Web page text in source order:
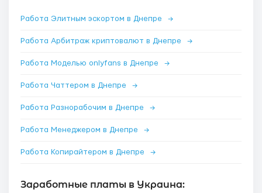
Работа Элитным эскортом в Днепре →
Работа Арбитраж криптовалют в Днепре →
Работа Моделью onlyfans в Днепре →
Работа Чаттером в Днепре →
Работа Разнорабочим в Днепре →
Работа Менеджером в Днепре →
Работа Копирайтером в Днепре →
Заработные платы в Украина: